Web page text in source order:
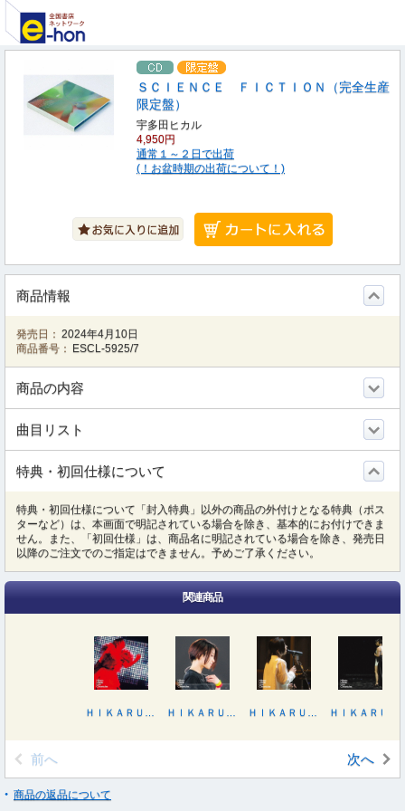
ＳＣＩＥＮＣＥ ＦＩＣＴＩＯＮ（完全生産
限定盤）
宇多田ヒカル
4,950円
通常１～２日で出荷
(！お盆時期の出荷について！)
商品情報
発売日： 2024年4月10日
商品番号：
ESCL-5925/7
商品の内容
曲目リスト
特典・初回仕様について
特典・初回仕様について「封入特典」以外の商品の外付けとなる特典（ポス
ターなど）は、本画面で明記されている場合を除き、基本的にお付けできま
せん。また、「初回仕様」は、商品名に明記されている場合を除き、発売日
以降のご注文でのご指定はできません。予めご了承ください。
関連商品
前へ 次へ
商品の返品について